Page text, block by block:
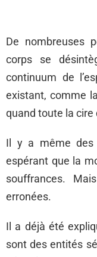
De nombreuses
corps se
continuum de
existant, comme
quand toute la
Il y a même des
espérant que la
souffrances.
erronées.
Il a déjà été
sont des entités